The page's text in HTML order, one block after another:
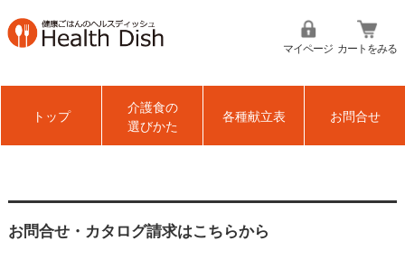
マイページ カートをみる
トップ
介護食の
選びかた
各種献立表 お問合せ
お問合せ・カタログ請求はこちらから